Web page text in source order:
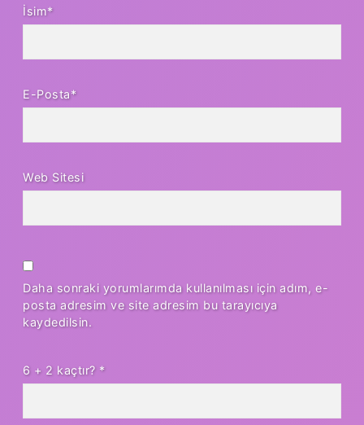
İsim*
E-Posta*
Web Sitesi
Daha sonraki yorumlarımda kullanılması için adım, e-
posta adresim ve site adresim bu tarayıcıya
kaydedilsin.
6 + 2 kaçtır? *